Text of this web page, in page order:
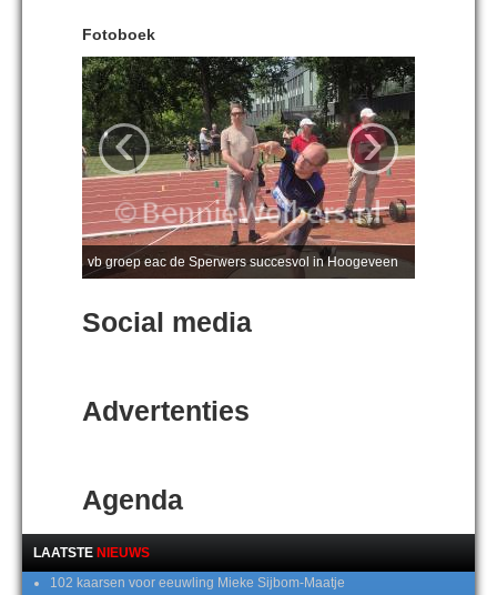
Fotoboek
vb groep eac de Sperwers succesvol in Hoogeveen
‹ ›
Social media
Advertenties
Agenda
LAATSTE NIEUWS
102 kaarsen voor eeuwling Mieke Sijbom-Maatje